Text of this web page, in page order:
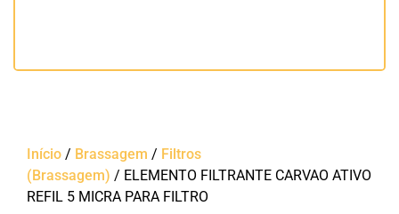
Início / Brassagem / Filtros
(Brassagem) / ELEMENTO FILTRANTE CARVAO ATIVO
REFIL 5 MICRA PARA FILTRO